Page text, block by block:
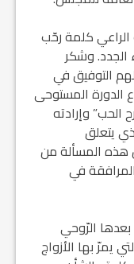
الراعي كلمة رحّب
الجدد. وشكر
التوفيق في
الدورة المستوحى
الحب” وإرادته
يتعلق
هذه المسألة من
في
الرّوحي
يمرّ بها الأزواج